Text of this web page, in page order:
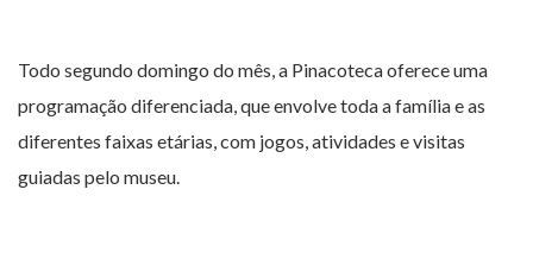
Todo segundo domingo do mês, a Pinacoteca oferece uma
programação diferenciada, que envolve toda a família e as
diferentes faixas etárias, com jogos, atividades e visitas
guiadas pelo museu.